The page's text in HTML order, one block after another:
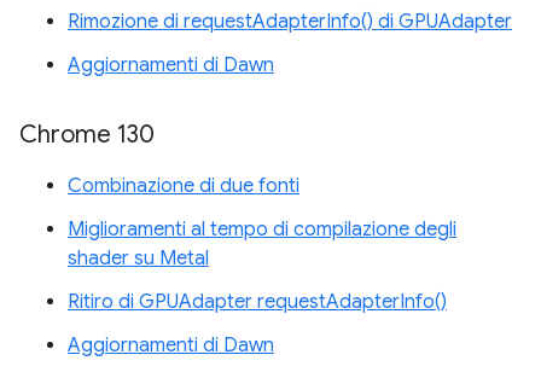
Rimozione di requestAdapterInfo() di GPUAdapter
Aggiornamenti di Dawn
Chrome 130
Combinazione di due fonti
Miglioramenti al tempo di compilazione degli
shader su Metal
Ritiro di GPUAdapter requestAdapterInfo()
Aggiornamenti di Dawn